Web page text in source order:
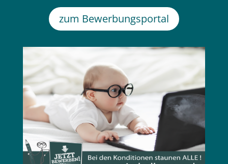
zum Bewerbungsportal